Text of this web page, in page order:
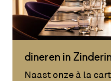
dineren in
Naast onze à la